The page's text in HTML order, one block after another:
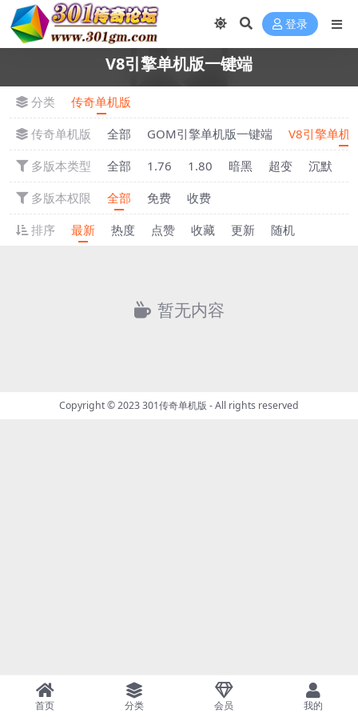
登录
V8引擎单机版一键端
分类
传奇单机版
传奇单机版
全部 GOM引擎单机版一键端
V8引擎单机
多版本类型
全部 1.76 1.80 暗黑 超变 沉默
多版本权限
全部 免费
收费
排序
最新 热度 点赞 收藏 更新 随机
暂无内容
Copyright © 2023301传奇单机版 - All rights reserved
首页 分类 会员 我的